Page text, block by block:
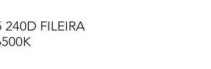
240D FILEIRA